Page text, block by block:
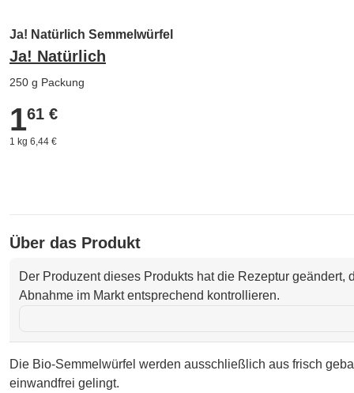
Ja! Natürlich Semmelwürfel
Ja! Natürlich
250 g Packung
1,61 €
161 €
1 kg 6,44 €
Über das Produkt
Der Produzent dieses Produkts hat die Rezeptur
Abnahme im Markt entsprechend kontrollieren.
Die Bio-Semmelwürfel werden ausschließlich aus frisch
einwandfrei gelingt.